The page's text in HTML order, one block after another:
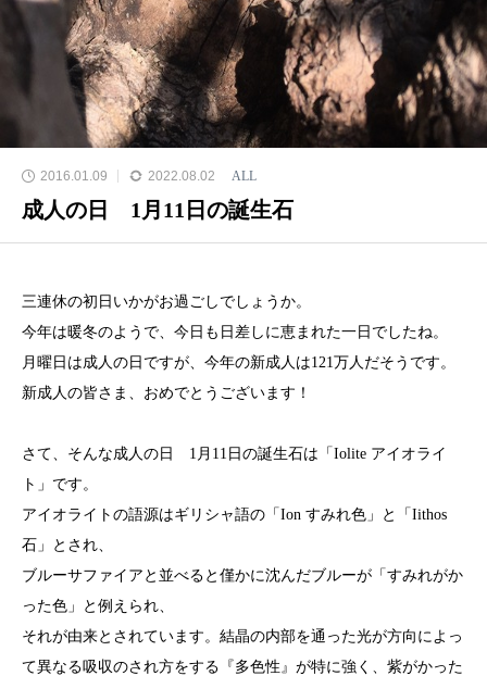
2016.01.09 2022.08.02 ALL
成人の日 1月11日の誕生石
三連休の初日いかがお過ごしでしょうか。
今年は暖冬のようで、今日も日差しに恵まれた一日でしたね。
月曜日は成人の日ですが、今年の新成人は121万人だそうです。
新成人の皆さま、おめでとうございます！
さて、そんな成人の日 1月11日の誕生石は「Iolite アイオライ
ト」です。
アイオライトの語源はギリシャ語の「Ion すみれ色」と「Iithos
石」とされ、
ブルーサファイアと並べると僅かに沈んだブルーが「すみれがか
った色」と例えられ、
それが由来とされています。結晶の内部を通った光が方向によっ
て異なる吸収のされ方をする『多色性』が特に強く、紫がかった